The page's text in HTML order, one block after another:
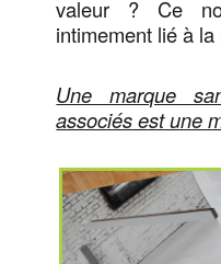
valeur ? Ce
intimement lié à
Une marque
associés est une